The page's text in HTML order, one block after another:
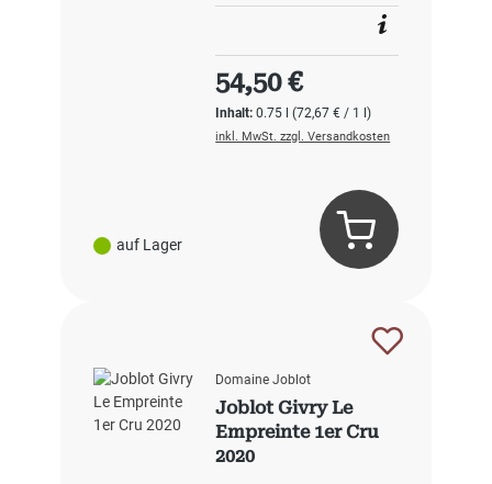
auf Lager
Inhalt:0.75 l(72,67 € / 1 l)
Regulärer Preis:
54,50 €
inkl. MwSt. zzgl. Versandkosten
Domaine Joblot
Joblot Givry Le
Empreinte 1er Cru
2020